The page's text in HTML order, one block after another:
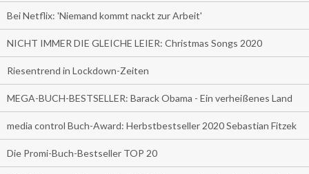
Bei Netflix: 'Niemand kommt nackt zur Arbeit'
NICHT IMMER DIE GLEICHE LEIER: Christmas Songs 2020
Riesentrend in Lockdown-Zeiten
MEGA-BUCH-BESTSELLER: Barack Obama - Ein verheißenes Land
media control Buch-Award: Herbstbestseller 2020 Sebastian Fitzek
Die Promi-Buch-Bestseller TOP 20